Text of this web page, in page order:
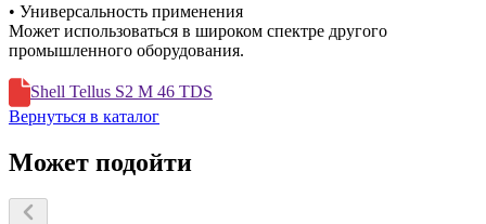
• Универсальность применения
Может использоваться в широком спектре другого
промышленного оборудования.
Shell Tellus S2 M 46 TDS
Вернуться в каталог
Может подойти